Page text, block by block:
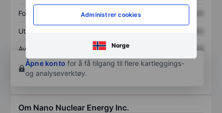
Administrer cookies
Norge
Fortjeneste per aksje XXXXXXX
Utbytte per aksje
Avkastning på
egenkapital
XXXXXXX
XXXXXXX
Åpne konto for å få tilgang til flere kartleggings-
og analyseverktøy.
Om Nano Nuclear Energy Inc.